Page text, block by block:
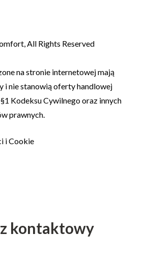
All Rights Reserved
na stronie internetowej mają
i nie stanowią oferty handlowej
Kodeksu Cywilnego oraz innych
prawnych.
i Cookie
kontaktowy